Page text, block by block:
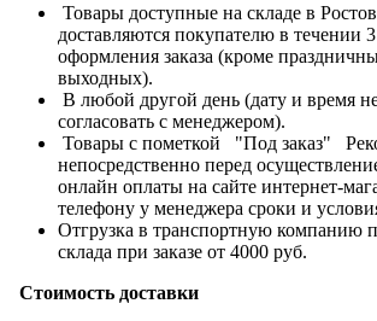
Товары доступные на складе в
доставляются покупателю в течении
оформления заказа (кроме
выходных).
В любой другой день (дату и время
согласовать с менеджером).
Товары с пометкой "Под заказ"
непосредственно перед
онлайн оплаты на сайте интернет-
телефону у менеджера сроки и
Отгрузка в транспортную компанию
склада при заказе от 4000 руб.
Стоимость доставки